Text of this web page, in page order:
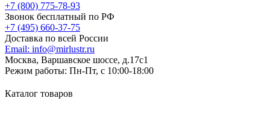
+7 (800) 775-78-93
Звонок бесплатный по РФ
+7 (495) 660-37-75
Доставка по всей России
Email: info@mirlustr.ru
Москва, Варшавское шоссе, д.17c1
Режим работы: Пн-Пт, с 10:00-18:00
Каталог товаров